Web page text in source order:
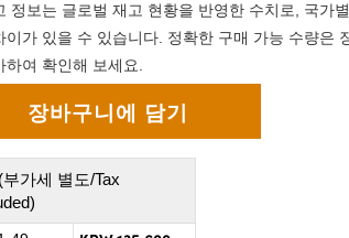
정보는 글로벌 재고 현황을 반영한 수치로, 국가
이가 있을 수 있습니다. 정확한 구매 가능 수량은
하여 확인해 보세요.
가세 별도/Tax